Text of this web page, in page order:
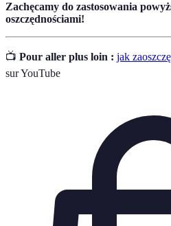
Zachęcamy do zastosowania
oszczędnościami!
📺 Pour aller plus loin : jak
sur YouTube